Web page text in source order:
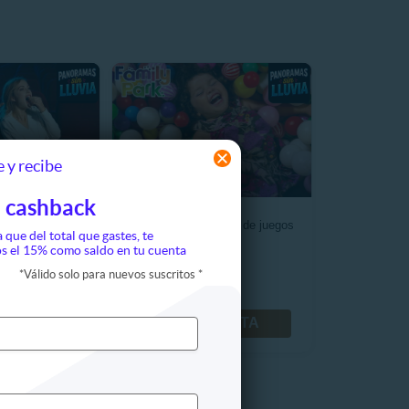
¡Sucursal
Family Park 2 Horas de juegos
$8.290
VER OFERTA
y recibe
cashback
que del total que gastes, te
el 15% como saldo en tu cuenta
*Válido solo para nuevos suscritos *